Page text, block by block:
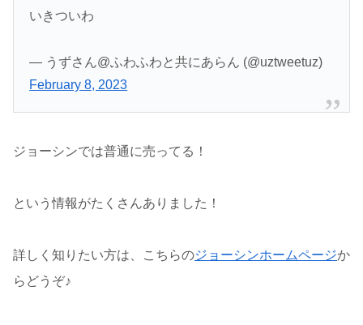
いきついわ
— うずさん@ふわふわと共にあらん (@uztweetuz)
February 8, 2023
ジョーシンでは普通に売ってる！
という情報がたくさんありました！
詳しく知りたい方は、こちらのジョーシンホームページか
らどうぞ♪